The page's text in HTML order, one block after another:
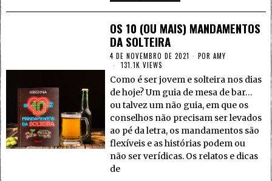
OS 10 (OU MAIS) MANDAMENTOS
DA SOLTEIRA
4 DE NOVEMBRO DE 2021 PORAMY
131.1K VIEWS
Como é ser jovem e solteira nos dias
de hoje? Um guia de mesa de bar…
ou talvez um não guia, em que os
conselhos não precisam ser levados
ao pé da letra, os mandamentos são
flexíveis e as histórias podem ou
não ser verídicas. Os relatos e dicas
de